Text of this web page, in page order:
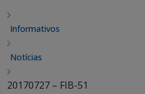
Informativos
Notícias
20170727 – FIB-51